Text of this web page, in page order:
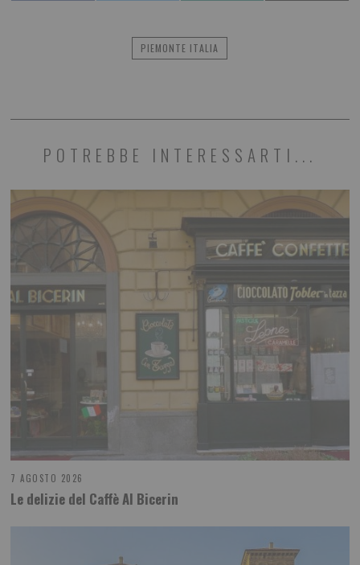
PIEMONTE ITALIA
POTREBBE INTERESSARTI...
7 AGOSTO 2026
Le delizie del Caffè Al Bicerin